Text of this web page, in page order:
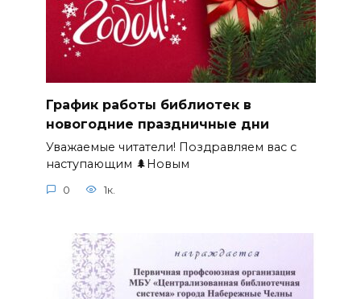
График работы библиотек в
новогодние праздничные дни
Уважаемые читатели! Поздравляем вас с
наступающим 🌲Новым
0 1к.